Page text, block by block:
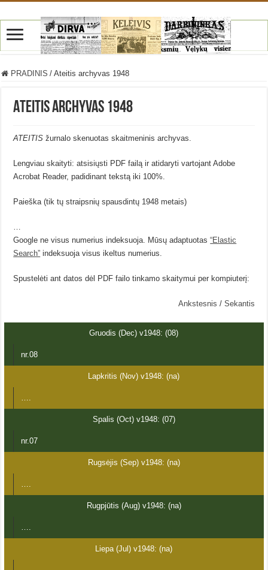
PRADINIS / Ateitis archyvas 1948
Ateitis archyvas 1948
ATEITIS žurnalo skenuotas skaitmeninis archyvas.
Lengviau skaityti: atsisiųsti PDF failą ir atidaryti vartojant Adobe
Acrobat Reader, padidinant tekstą iki 100%.
Paieška (tik tų straipsnių spausdintų 1948 metais)
Google ne visus numerius indeksuoja. Mūsų adaptuotas“Elastic
Search” indeksuoja visus ikeltus numerius.
Spustelėti ant datos dėl PDF failo tinkamo skaitymui per kompiuterį:
Ankstesnis / Sekantis
Gruodis (Dec) v1948: (08)
nr.08
Lapkritis (Nov) v1948: (na)
Spalis (Oct) v1948: (07)
nr.07
Rugsėjis (Sep) v1948: (na)
Rugpjūtis (Aug) v1948: (na)
Liepa (Jul) v1948: (na)